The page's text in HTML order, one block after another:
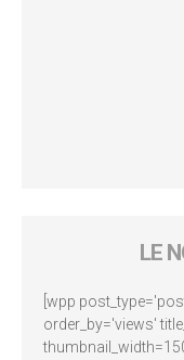
LE
[wpp
order_by='views'